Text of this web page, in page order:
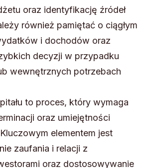
oraz identyfikację źródeł
również pamiętać o ciągłym
i dochodów oraz
decyzji w przypadku
wewnętrznych potrzebach
to proces, który wymaga
oraz umiejętności
elementem jest
zaufania i relacji z
oraz dostosowywanie